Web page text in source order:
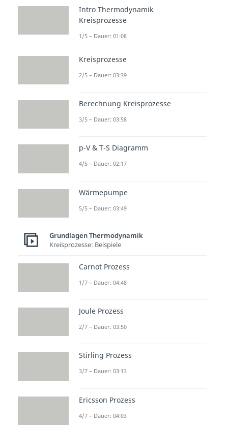
Intro Thermodynamik
Kreisprozesse
1/5 – Dauer: 01:08
Kreisprozesse
2/5 – Dauer: 03:39
Berechnung Kreisprozesse
3/5 – Dauer: 03:58
p-V & T-S Diagramm
4/5 – Dauer: 02:17
Wärmepumpe
5/5 – Dauer: 03:49
Grundlagen Thermodynamik
Kreisprozesse: Beispiele
Carnot Prozess
1/7 – Dauer: 04:48
Joule Prozess
2/7 – Dauer: 03:50
Stirling Prozess
3/7 – Dauer: 03:13
Ericsson Prozess
4/7 – Dauer: 04:03